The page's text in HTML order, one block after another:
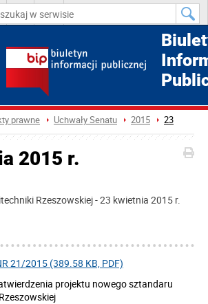
A A A
prawne Uchwały Senatu 2015 23
2015 r.
Rzeszowskiej - 23 kwietnia 2015 r.
21/2015 (389.58 KB, PDF)
projektu nowego sztandaru